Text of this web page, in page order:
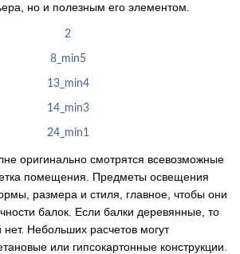
но и полезным его элементом.
оригинально смотрятся всевозможные
помещения. Предметы освещения
размера и стиля, главное, чтобы они
балок. Если балки деревянные, то
нет. Небольших расчетов могут
или гипсокартонные конструкции.